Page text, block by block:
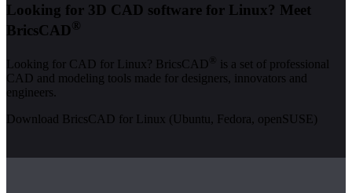
Looking for 3D CAD software for Linux? Meet
BricsCAD ®
Looking for CAD for Linux? BricsCAD ® is a set of professional
CAD and modeling tools made for designers, innovators and
engineers.
Download BricsCAD for Linux (Ubuntu, Fedora, openSUSE)